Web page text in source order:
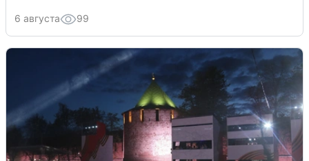
6 августа 99